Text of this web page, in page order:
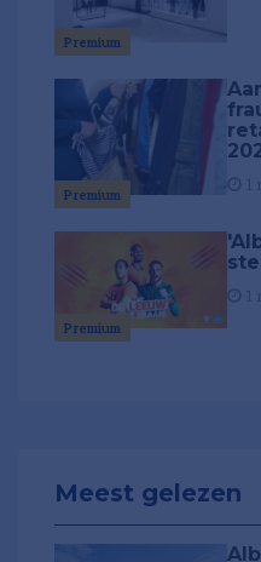
Premium
Premium
Premium
Meest gelezen